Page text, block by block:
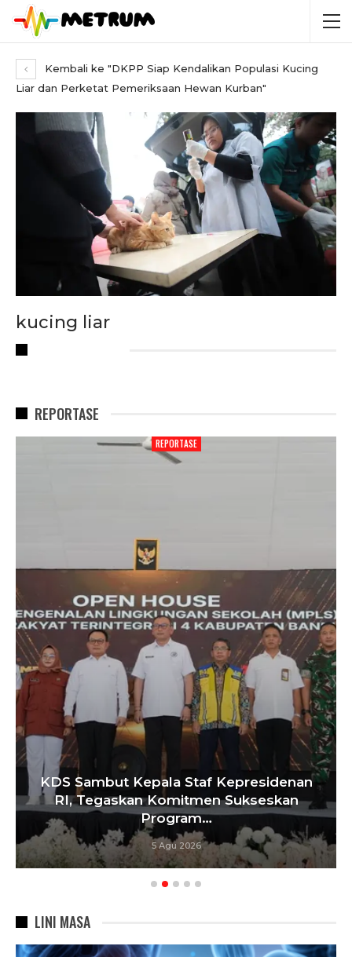
Kembali ke "DKPP Siap Kendalikan Populasi Kucing
Liar dan Perketat Pemeriksaan Hewan Kurban"
kucing liar
REPORTASE
REPORTASE
KDS Sambut Kepala Staf Kepresidenan
RI, Tegaskan Komitmen Sukseskan
Program…
5 Agu 2026
LINI MASA